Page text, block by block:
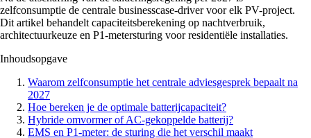
zelfconsumptie de centrale businesscase-driver voor elk PV-project.
Dit artikel behandelt capaciteitsberekening op nachtverbruik,
architectuurkeuze en P1-metersturing voor residentiële installaties.
Inhoudsopgave
Waarom zelfconsumptie het centrale adviesgesprek bepaalt na
2027
Hoe bereken je de optimale batterijcapaciteit?
Hybride omvormer of AC-gekoppelde batterij?
EMS en P1-meter: de sturing die het verschil maakt